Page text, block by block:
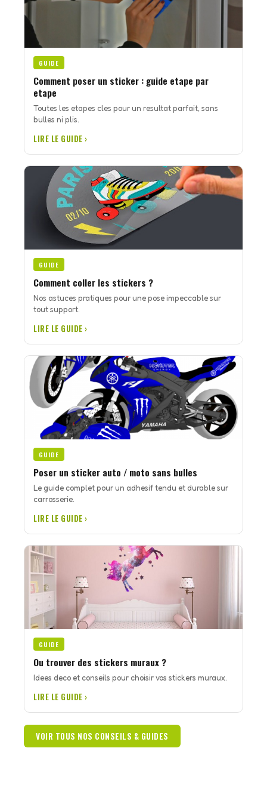
GUIDE
Comment poser un sticker : guide etape par
etape
Toutes les etapes cles pour un resultat parfait, sans
bulles ni plis.
LIRE LE GUIDE ›
GUIDE
Comment coller les stickers ?
Nos astuces pratiques pour une pose impeccable sur
tout support.
LIRE LE GUIDE ›
GUIDE
Poser un sticker auto / moto sans bulles
Le guide complet pour un adhesif tendu et durable sur
carrosserie.
LIRE LE GUIDE ›
GUIDE
Ou trouver des stickers muraux ?
Idees deco et conseils pour choisir vos stickers muraux.
LIRE LE GUIDE ›
VOIR TOUS NOS CONSEILS & GUIDES